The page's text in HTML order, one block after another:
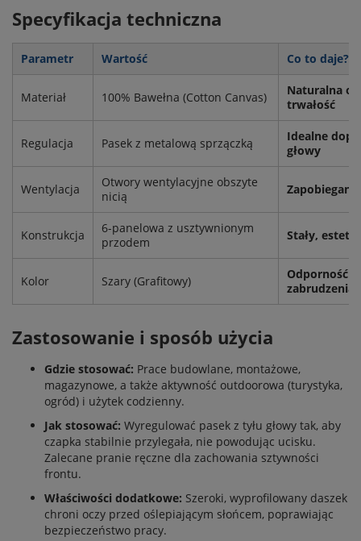
Specyfikacja techniczna
Parametr Wartość Co to daje?
Materiał 100% Bawełna (Cotton Canvas)
Naturalna
trwałość
Regulacja Pasek z metalową sprzączką
Idealne
głowy
Wentylacja
Otwory wentylacyjne obszyte
nicią
Konstrukcja
6-panelowa z usztywnionym
przodem
Stały,
Kolor Szary (Grafitowy)
Odporność
zabrudzenia
Zastosowanie i sposób użycia
Gdzie stosować: Prace budowlane, montażowe,
magazynowe, a także aktywność outdoorowa (turystyka,
ogród) i użytek codzienny.
Jak stosować: Wyregulować pasek z tyłu głowy tak, aby
czapka stabilnie przylegała, nie powodując ucisku.
Zalecane pranie ręczne dla zachowania sztywności
frontu.
Właściwości dodatkowe: Szeroki, wyprofilowany daszek
chroni oczy przed oślepiającym słońcem, poprawiając
bezpieczeństwo pracy.